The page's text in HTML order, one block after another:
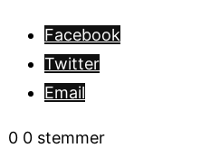
Facebook
Twitter
Email
0 0 stemmer